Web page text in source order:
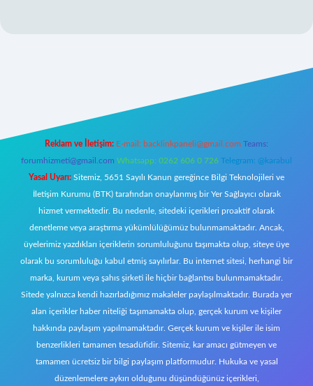
Reklam ve İletişim: E-mail: backlinkpaneli@gmail.com Teams:
forumhizmeti@gmail.com Whatsapp: 0262 606 0 726 Telegram: @karabul
Yasal Uyarı: Sitemiz, 5651 Sayılı Kanun gereğince Bilgi Teknolojileri ve
İletişim Kurumu (BTK) tarafından onaylanmış bir Yer Sağlayıcı olarak
hizmet vermektedir. Bu nedenle, sitedeki içerikleri proaktif olarak
denetleme veya araştırma yükümlülüğümüz bulunmamaktadır. Ancak,
üyelerimiz yazdıkları içeriklerin sorumluluğunu taşımakta olup, siteye üye
olarak bu sorumluluğu kabul etmiş sayılırlar. Bu internet sitesi, herhangi bir
marka, kurum veya şahıs şirketi ile hiçbir bağlantısı bulunmamaktadır.
Sitede yalnızca kendi hazırladığımız makaleler paylaşılmaktadır. Burada yer
alan içerikler haber niteliği taşımamakta olup, gerçek kurum ve kişiler
hakkında paylaşım yapılmamaktadır. Gerçek kurum ve kişiler ile isim
benzerlikleri tamamen tesadüfidir. Sitemiz, kar amacı gütmeyen ve
tamamen ücretsiz bir bilgi paylaşım platformudur. Hukuka ve yasal
düzenlemelere aykırı olduğunu düşündüğünüz içerikleri,